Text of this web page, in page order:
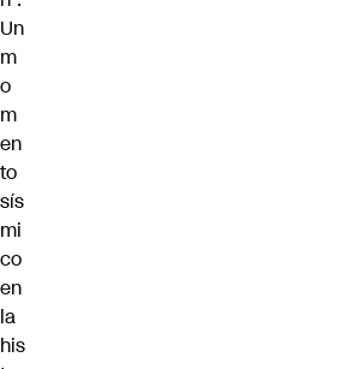
Un
m
o
m
en
to
sís
mi
co
en
la
his